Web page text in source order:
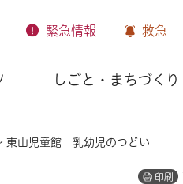
緊急情報 救急
しごと・まちづくり
東山児童館 乳幼児のつどい
印刷